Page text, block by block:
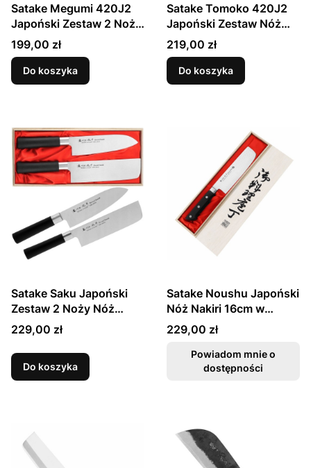
Satake Megumi 420J2
Japoński Zestaw 2 Noży
Santoku 17cm i Nakiri
16cm w Drewnianym Etui
Cena
199,00 zł
Do koszyka
Satake Tomoko 420J2
Japoński Zestaw Nóż
Santoku 17cm i Nakiri
16cm
Cena
219,00 zł
Do koszyka
Satake Saku Japoński
Zestaw 2 Noży Nóż
Santoku 17cm i Nakiri
16cm w Drewnianym Etui
Cena
229,00 zł
Do koszyka
Satake Noushu Japoński
Nóż Nakiri 16cm w
Drewnianym Pudełku
Cena
229,00 zł
Powiadom mnie o
dostępności